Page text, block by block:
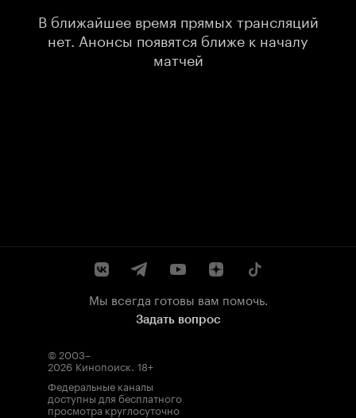
В ближайшее время прямых трансляций
нет. Анонсы появятся ближе к началу
матчей
Мы всегда готовы вам помочь.
Задать вопрос
© 2003–
2026 Кинопоиск 18+
Федеральные каналы
доступны для бесплатного
просмотра круглосуточно